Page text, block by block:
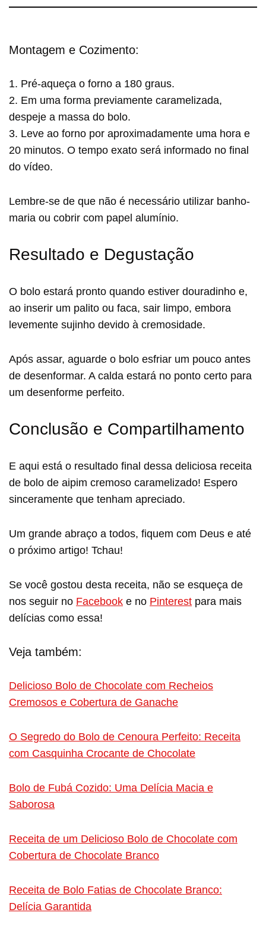
Montagem e Cozimento:
1. Pré-aqueça o forno a 180 graus.
2. Em uma forma previamente caramelizada,
despeje a massa do bolo.
3. Leve ao forno por aproximadamente uma hora e
20 minutos. O tempo exato será informado no final
do vídeo.
Lembre-se de que não é necessário utilizar banho-
maria ou cobrir com papel alumínio.
Resultado e Degustação
O bolo estará pronto quando estiver douradinho e,
ao inserir um palito ou faca, sair limpo, embora
levemente sujinho devido à cremosidade.
Após assar, aguarde o bolo esfriar um pouco antes
de desenformar. A calda estará no ponto certo para
um desenforme perfeito.
Conclusão e Compartilhamento
E aqui está o resultado final dessa deliciosa receita
de bolo de aipim cremoso caramelizado! Espero
sinceramente que tenham apreciado.
Um grande abraço a todos, fiquem com Deus e até
o próximo artigo! Tchau!
Se você gostou desta receita, não se esqueça de
nos seguir no Facebook e no Pinterest para mais
delícias como essa!
Veja também:
Delicioso Bolo de Chocolate com Recheios
Cremosos e Cobertura de Ganache
O Segredo do Bolo de Cenoura Perfeito: Receita
com Casquinha Crocante de Chocolate
Bolo de Fubá Cozido: Uma Delícia Macia e
Saborosa
Receita de um Delicioso Bolo de Chocolate com
Cobertura de Chocolate Branco
Receita de Bolo Fatias de Chocolate Branco:
Delícia Garantida